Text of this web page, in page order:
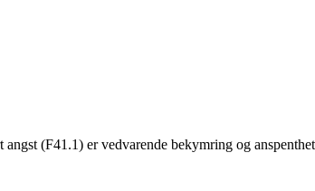
(F41.1) er vedvarende bekymring og